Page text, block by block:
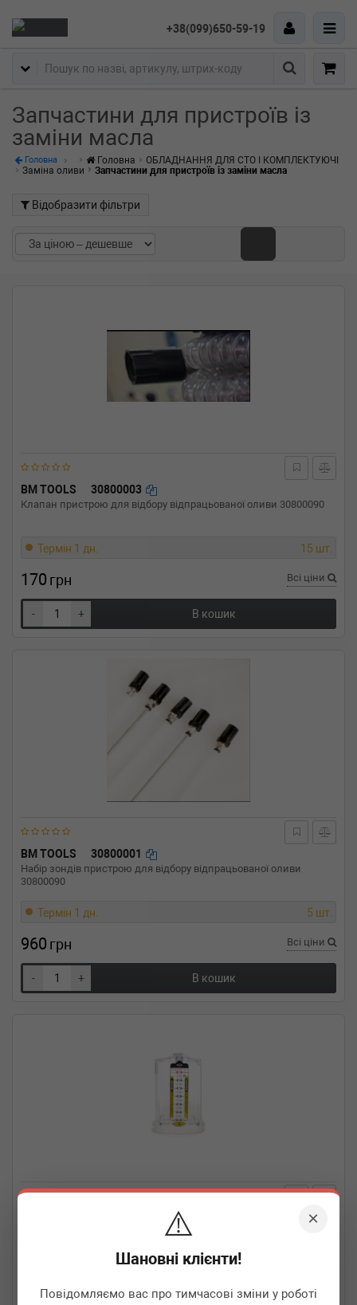
×
⚠️
Шановні клієнти!
Повідомляємо вас про тимчасові зміни у роботі
+38(099)650-59-19
Пошук
Запчастини для пристроїв із
заміни масла
Головна Головна
ОБЛАДНАННЯ ДЛЯ СТО І КОМПЛЕКТУЮЧІ
Заміна оливи
Запчастини для пристроїв із заміни масла
Відобразити фільтри
BM TOOLS 30800003
Клапан пристрою для відбору відпрацьованої оливи 30800090
Термін 1 дн. 15 шт.
170 грн Всі ціни
- + В кошик
BM TOOLS 30800001
Набір зондів пристрою для відбору відпрацьованої оливи
30800090
Термін 1 дн. 5 шт.
960 грн Всі ціни
- + В кошик
007935016860
Колба для установки MM-OD-02